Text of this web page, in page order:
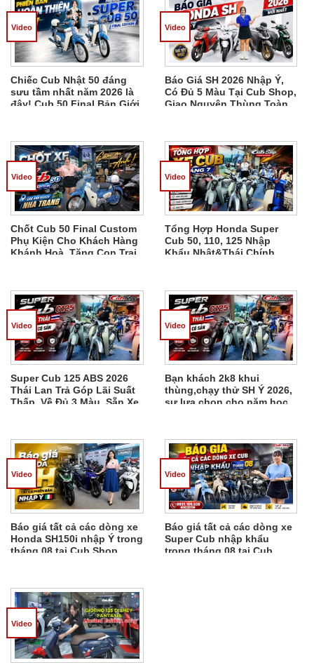
Chiếc Cub Nhật 50 đáng
sưu tầm nhất năm 2026 là
đây! Cub 50 Final Bản Giới
Video
Báo Giá SH 2026 Nhập Ý,
Có Đủ 5 Màu Tại Cub Shop,
Giao Nguyên Thùng Toàn
Video
Chốt Cub 50 Final Custom
Phụ Kiện Cho Khách Hàng
Khánh Hoà, Tặng Con Trai
Video
Tổng Hợp Honda Super
Cub 50, 110, 125 Nhập
Khẩu Nhật&Thái Chính
Video
Super Cub 125 ABS 2026
Thái Lan Trả Góp Lãi Suất
Thấp, Về Đủ 3 Màu, Sẵn Xe
Video
Bạn khách 2k8 khui
thùng,chạy thử SH Ý 2026,
sự lựa chọn cho năm học
Video
Báo giá tất cả các dòng xe
Honda SH150i nhập Ý trong
tháng 08 tại Cub Shop.
Video
Báo giá tất cả các dòng xe
Super Cub nhập khẩu
trong tháng 08 tại Cub
Video
Video